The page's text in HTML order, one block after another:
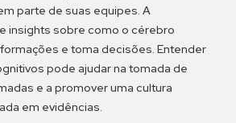
parte de suas equipes. A
insights sobre como o cérebro
e toma decisões. Entender
pode ajudar na tomada de
e a promover uma cultura
em evidências.